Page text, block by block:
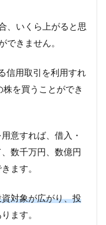
、いくら上がると思
できません。
信用取引を利用すれ
を買うことができ
意すれば、借入・
数千万円、数億円
ます。
対象が広がり、投
ます。